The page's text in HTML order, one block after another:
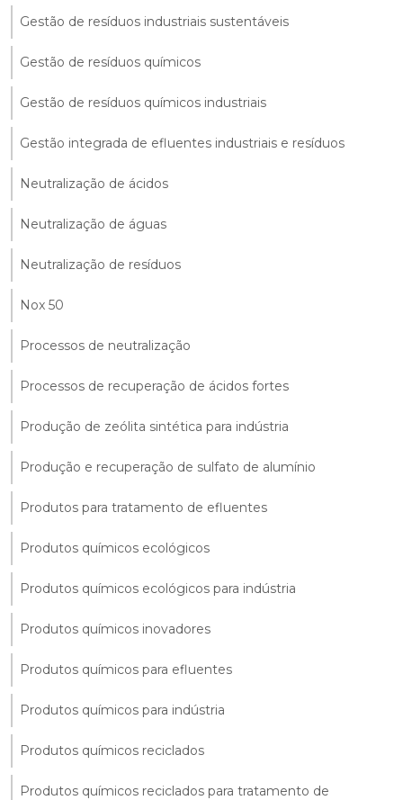
Gestão de resíduos industriais sustentáveis
Gestão de resíduos químicos
Gestão de resíduos químicos industriais
Gestão integrada de efluentes industriais e resíduos
Neutralização de ácidos
Neutralização de águas
Neutralização de resíduos
Nox 50
Processos de neutralização
Processos de recuperação de ácidos fortes
Produção de zeólita sintética para indústria
Produção e recuperação de sulfato de alumínio
Produtos para tratamento de efluentes
Produtos químicos ecológicos
Produtos químicos ecológicos para indústria
Produtos químicos inovadores
Produtos químicos para efluentes
Produtos químicos para indústria
Produtos químicos reciclados
Produtos químicos reciclados para tratamento de